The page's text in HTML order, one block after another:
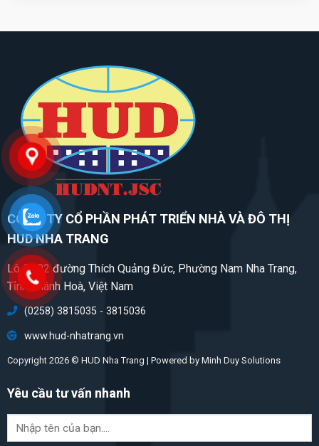
CÔNG TY CỔ PHẦN PHÁT TRIỂN NHÀ VÀ ĐÔ THỊ
HUD NHA TRANG
Lô CC02 đường Thích Quảng Đức, Phường Nam Nha Trang,
Tỉnh Khánh Hoà, Việt Nam
(0258) 3815035 - 3815036
www.hud-nhatrang.vn
Copyright 2026 © HUD Nha Trang | Powered by Minh Duy Solutions
Yêu cầu tư vấn nhanh